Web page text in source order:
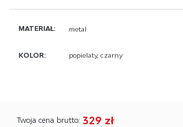
MATERIAŁ: metal
KOLOR: popielaty, czarny
Twoja cena brutto: 329 zł